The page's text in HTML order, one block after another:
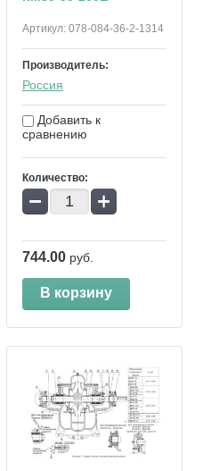
Артикул:078-084-36-2-1314
Производитель:
Россия
Добавить к
сравнению
Количество:
− +
744.00 руб.
В корзину